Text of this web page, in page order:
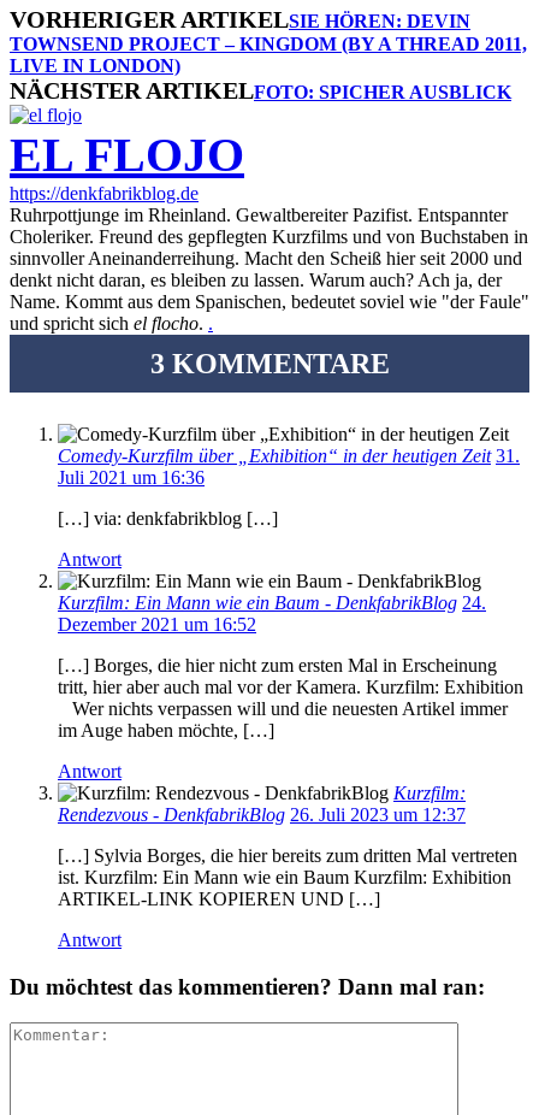
VORHERIGER ARTIKELSIE HÖREN: DEVIN
TOWNSEND PROJECT – KINGDOM (BY A THREAD 2011,
LIVE IN LONDON)
NÄCHSTER ARTIKELFOTO: SPICHER AUSBLICK
EL FLOJO
https://denkfabrikblog.de
Ruhrpottjunge im Rheinland. Gewaltbereiter Pazifist. Entspannter
Choleriker. Freund des gepflegten Kurzfilms und von Buchstaben in
sinnvoller Aneinanderreihung. Macht den Scheiß hier seit 2000 und
denkt nicht daran, es bleiben zu lassen. Warum auch? Ach ja, der
Name. Kommt aus dem Spanischen, bedeutet soviel wie "der Faule"
und spricht sich el flocho. .
3 KOMMENTARE
Comedy-Kurzfilm über „Exhibition“ in der heutigen Zeit 31.
Juli 2021 um 16:36
[…] via: denkfabrikblog […]
Antwort
Kurzfilm: Ein Mann wie ein Baum - DenkfabrikBlog 24.
Dezember 2021 um 16:52
[…] Borges, die hier nicht zum ersten Mal in Erscheinung
tritt, hier aber auch mal vor der Kamera. Kurzfilm: Exhibition
Wer nichts verpassen will und die neuesten Artikel immer
im Auge haben möchte, […]
Antwort
Kurzfilm:
Rendezvous - DenkfabrikBlog 26. Juli 2023 um 12:37
[…] Sylvia Borges, die hier bereits zum dritten Mal vertreten
ist. Kurzfilm: Ein Mann wie ein Baum Kurzfilm: Exhibition
ARTIKEL-LINK KOPIEREN UND […]
Antwort
Du möchtest das kommentieren? Dann mal ran: